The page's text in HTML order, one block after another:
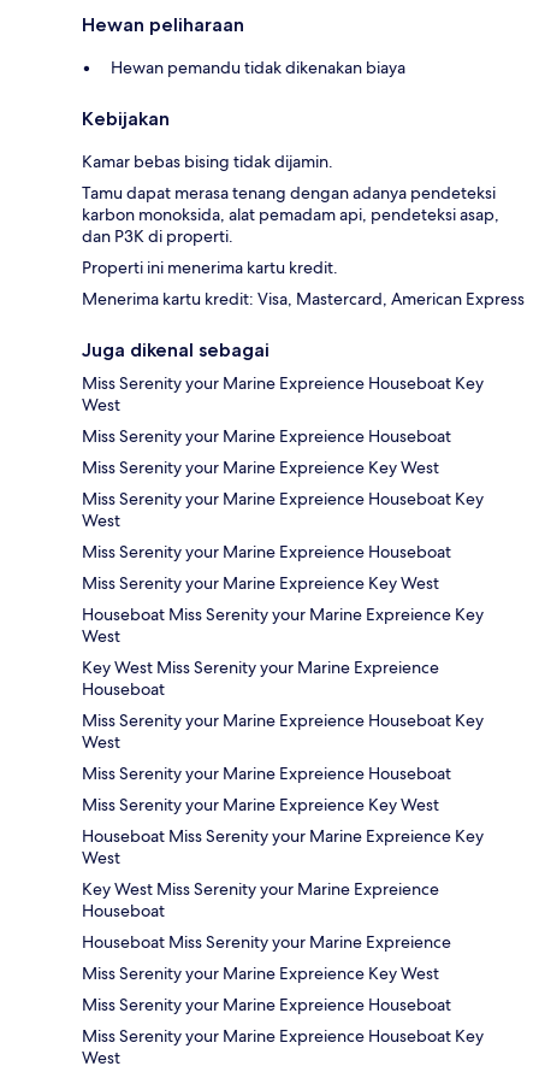
Hewan peliharaan
Hewan pemandu tidak dikenakan biaya
Kebijakan
Kamar bebas bising tidak dijamin.
Tamu dapat merasa tenang dengan adanya pendeteksi
karbon monoksida, alat pemadam api, pendeteksi asap,
dan P3K di properti.
Properti ini menerima kartu kredit.
Menerima kartu kredit: Visa, Mastercard, American Express
Juga dikenal sebagai
Miss Serenity your Marine Expreience Houseboat Key
West
Miss Serenity your Marine Expreience Houseboat
Miss Serenity your Marine Expreience Key West
Miss Serenity your Marine Expreience Houseboat Key
West
Miss Serenity your Marine Expreience Houseboat
Miss Serenity your Marine Expreience Key West
Houseboat Miss Serenity your Marine Expreience Key
West
Key West Miss Serenity your Marine Expreience
Houseboat
Miss Serenity your Marine Expreience Houseboat Key
West
Miss Serenity your Marine Expreience Houseboat
Miss Serenity your Marine Expreience Key West
Houseboat Miss Serenity your Marine Expreience Key
West
Key West Miss Serenity your Marine Expreience
Houseboat
Houseboat Miss Serenity your Marine Expreience
Miss Serenity your Marine Expreience Key West
Miss Serenity your Marine Expreience Houseboat
Miss Serenity your Marine Expreience Houseboat Key
West